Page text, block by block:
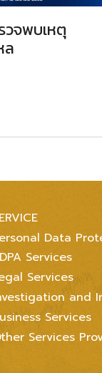
วจพบเหตุ
ล
Data
Services
Services
and
Services
Services